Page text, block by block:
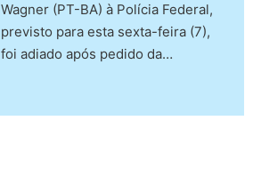
Wagner (PT-BA) à Polícia Federal,
previsto para esta sexta-feira (7),
foi adiado após pedido da…